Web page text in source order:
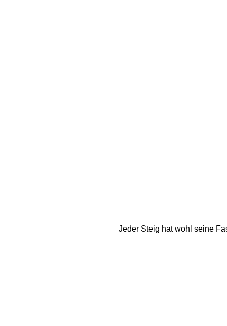
Jeder Steig hat wohl seine